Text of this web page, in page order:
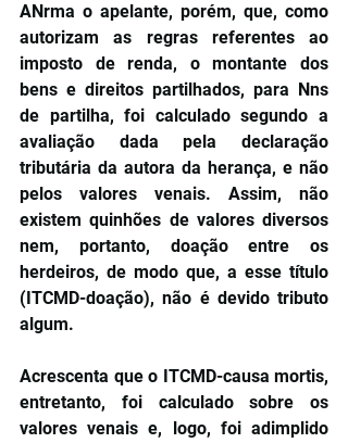
ANrma o apelante, porém, que, como
autorizam as regras referentes ao
imposto de renda, o montante dos
bens e direitos partilhados, para Nns
de partilha, foi calculado segundo a
avaliação dada pela declaração
tributária da autora da herança, e não
pelos valores venais. Assim, não
existem quinhões de valores diversos
nem, portanto, doação entre os
herdeiros, de modo que, a esse título
(ITCMD-doação), não é devido tributo
algum.
Acrescenta que o ITCMD-causa mortis,
entretanto, foi calculado sobre os
valores venais e, logo, foi adimplido